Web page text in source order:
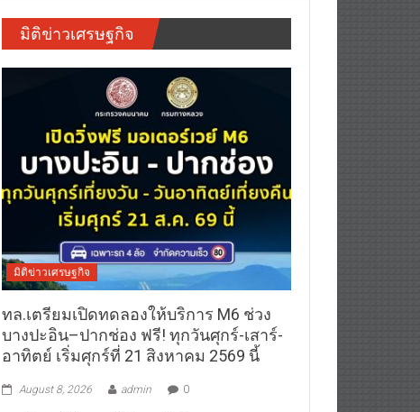
มิติข่าวเศรษฐกิจ
มิติข่าวเศรษฐกิจ
ทล.เตรียมเปิดทดลองให้บริการ M6 ช่วง
บางปะอิน–ปากช่อง ฟรี! ทุกวันศุกร์-เสาร์-
อาทิตย์ เริ่มศุกร์ที่ 21 สิงหาคม 2569 นี้
August 8, 2026 admin 0